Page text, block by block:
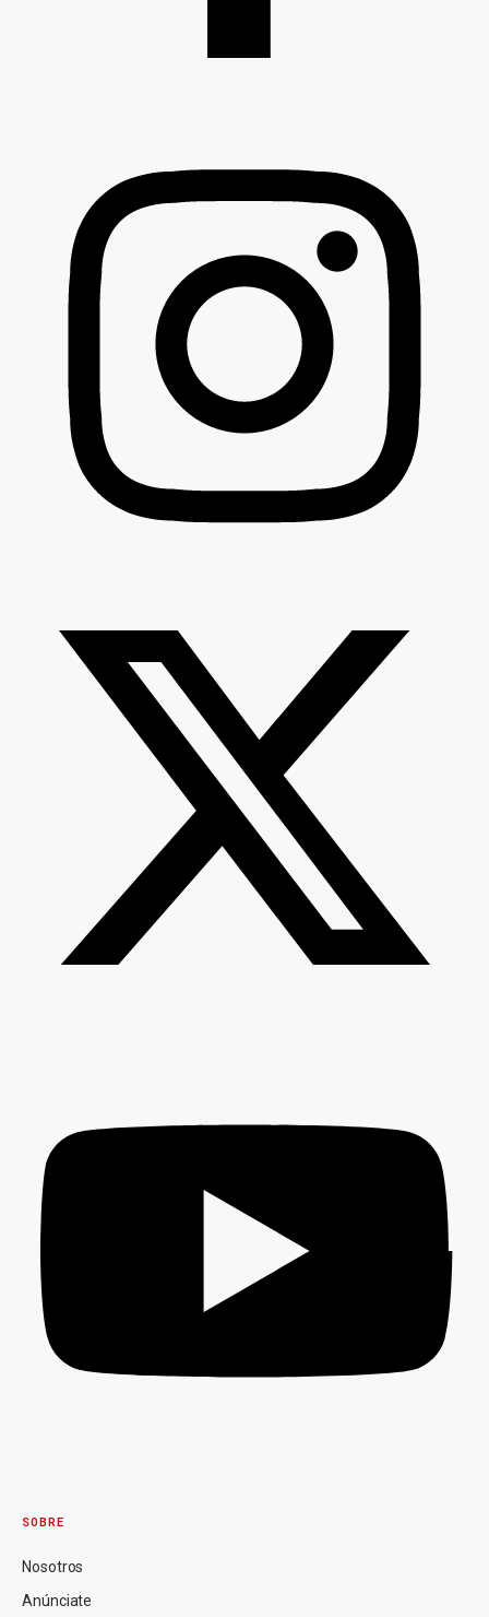
SOBRE
Nosotros
Anúnciate